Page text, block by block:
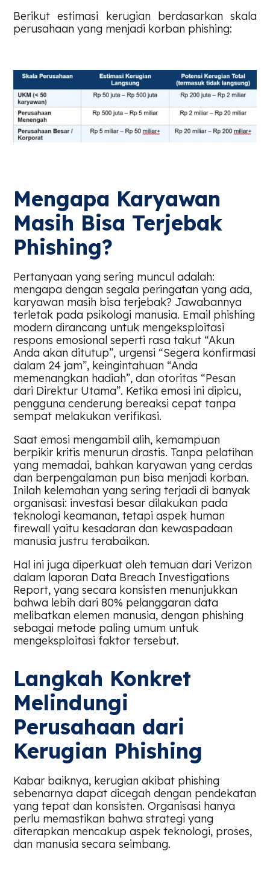
Berikut estimasi kerugian berdasarkan skala
perusahaan yang menjadi korban phishing:
Mengapa Karyawan
Masih Bisa Terjebak
Phishing?
Pertanyaan yang sering muncul adalah:
mengapa dengan segala peringatan yang ada,
karyawan masih bisa terjebak? Jawabannya
terletak pada psikologi manusia. Email phishing
modern dirancang untuk mengeksploitasi
respons emosional seperti rasa takut “Akun
Anda akan ditutup”, urgensi “Segera konfirmasi
dalam 24 jam”, keingintahuan “Anda
memenangkan hadiah”, dan otoritas “Pesan
dari Direktur Utama”. Ketika emosi ini dipicu,
pengguna cenderung bereaksi cepat tanpa
sempat melakukan verifikasi.
Saat emosi mengambil alih, kemampuan
berpikir kritis menurun drastis. Tanpa pelatihan
yang memadai, bahkan karyawan yang cerdas
dan berpengalaman pun bisa menjadi korban.
Inilah kelemahan yang sering terjadi di banyak
organisasi: investasi besar dilakukan pada
teknologi keamanan, tetapi aspek human
firewall yaitu kesadaran dan kewaspadaan
manusia justru terabaikan.
Hal ini juga diperkuat oleh temuan dari Verizon
dalam laporan Data Breach Investigations
Report, yang secara konsisten menunjukkan
bahwa lebih dari 80% pelanggaran data
melibatkan elemen manusia, dengan phishing
sebagai metode paling umum untuk
mengeksploitasi faktor tersebut.
Langkah Konkret
Melindungi
Perusahaan dari
Kerugian Phishing
Kabar baiknya, kerugian akibat phishing
sebenarnya dapat dicegah dengan pendekatan
yang tepat dan konsisten. Organisasi hanya
perlu memastikan bahwa strategi yang
diterapkan mencakup aspek teknologi, proses,
dan manusia secara seimbang.